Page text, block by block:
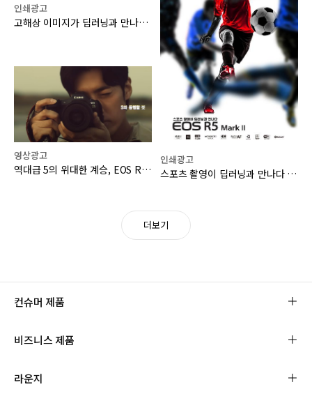
인쇄광고
고해상 이미지가 딥러닝과 만나다 EOS R5 Mark II
인쇄광고
스포츠 촬영이 딥러닝과 만나다 EOS R5 Mark II
영상광고
역대급 5의 위대한 계승, EOS R5 Mark II
더보기
컨슈머 제품
비즈니스 제품
라운지